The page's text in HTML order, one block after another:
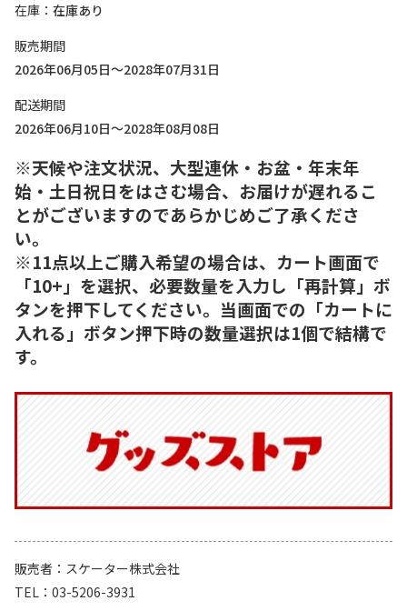
在庫
在庫あり
販売期間
2026年06月05日～2028年07月31日
配送期間
2026年06月10日～2028年08月08日
※天候や注文状況、大型連休・お盆・年末年
始・土日祝日をはさむ場合、お届けが遅れるこ
とがございますのであらかじめご了承くださ
い。
※11点以上ご購入希望の場合は、カート画面で
「10+」を選択、必要数量を入力し「再計算」ボ
タンを押下してください。当画面での「カートに
入れる」ボタン押下時の数量選択は1個で結構で
す。
販売者
スケーター株式会社
TEL
03-5206-3931